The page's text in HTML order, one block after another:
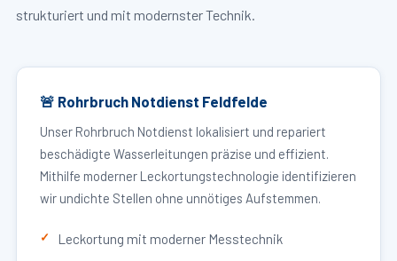
strukturiert und mit modernster Technik.
🚨 Rohrbruch Notdienst Feldfelde
Unser Rohrbruch Notdienst lokalisiert und repariert
beschädigte Wasserleitungen präzise und effizient.
Mithilfe moderner Leckortungstechnologie identifizieren
wir undichte Stellen ohne unnötiges Aufstemmen.
Leckortung mit moderner Messtechnik